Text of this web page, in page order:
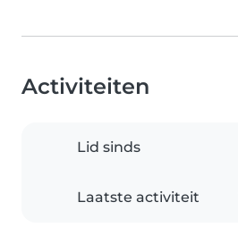
Activiteiten
Lid sinds
Laatste activiteit